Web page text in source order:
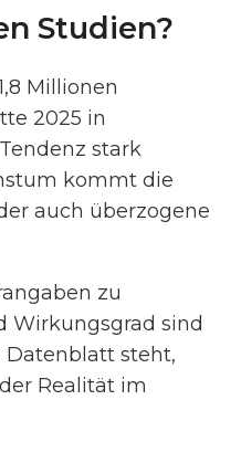
Studien?
Millionen
2025 in
stark
kommt die
auch überzogene
zu
Wirkungsgrad sind
Datenblatt steht,
Realität im